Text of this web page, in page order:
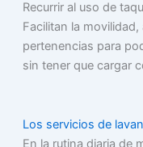
Recurrir al uso de
Facilitan la
pertenencias para
sin tener que cargar
Los servicios de
En la rutina diaria de